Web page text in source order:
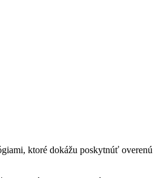
ktoré dokážu poskytnúť overenú